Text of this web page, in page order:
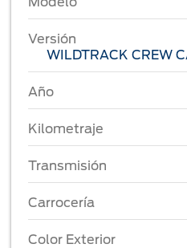
Versión
WILDTRACK CREW
Año
Kilometraje
Transmisión
Carrocería
Color Exterior